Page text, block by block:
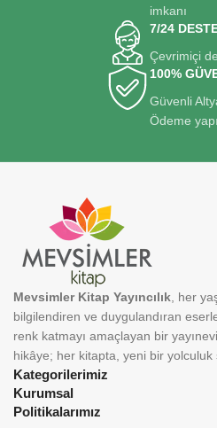
imkanı
7/24
Çevrimiçi
100%
Güvenli
Ödeme
Kategorilerimiz
Kurumsal
Politikalarımız
Mevsimler Kitap Yayıncılık , her
bilgilendiren ve duygulandıran
renk katmayı amaçlayan bir
hikâye; her kitapta, yeni bir yolculuk